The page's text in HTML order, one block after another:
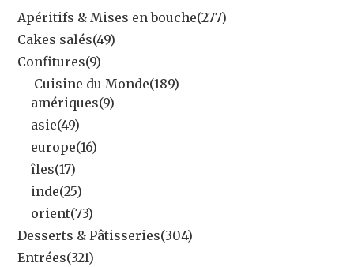
Apéritifs & Mises en bouche(277)
Cakes salés(49)
Confitures(9)
Cuisine du Monde(189)
amériques(9)
asie(49)
europe(16)
îles(17)
inde(25)
orient(73)
Desserts & Pâtisseries(304)
Entrées(321)